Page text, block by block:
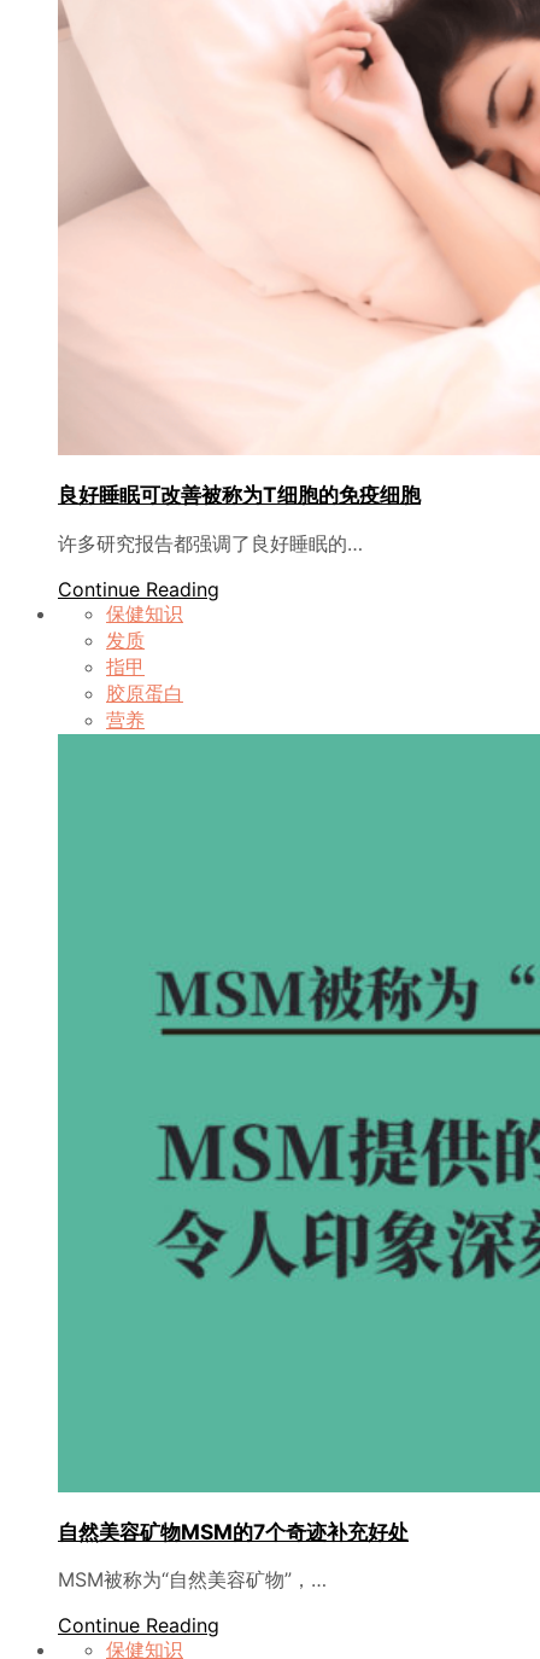
良好睡眠可改善被称为T细胞的免疫细胞
许多研究报告都强调了良好睡眠的…
Continue Reading
保健知识
发质
指甲
胶原蛋白
营养
自然美容矿物MSM的7个奇迹补充好处
MSM被称为“自然美容矿物”，…
Continue Reading
保健知识